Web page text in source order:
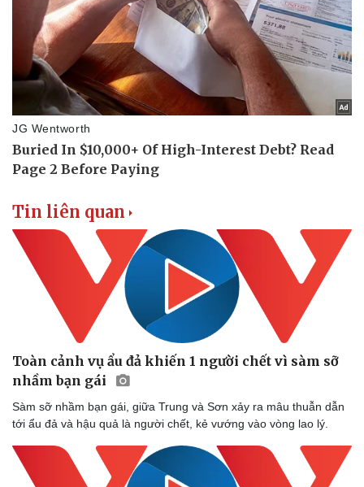
Doanh nghiệp
Doanh nghiệp 24h
Doanh nhân
Vì cộng đồng
Tin Công nghệ
Trải nghiệm
Chuyển đổi số
Tin liên quan
Toàn cảnh vụ ẩu đả khiến 1 người chết vì sàm sỡ
nhầm bạn gái
Sàm sỡ nhầm bạn gái, giữa Trung và Sơn xảy ra mâu thuẫn dẫn
tới ẩu đả và hậu quả là người chết, kẻ vướng vào vòng lao lý.